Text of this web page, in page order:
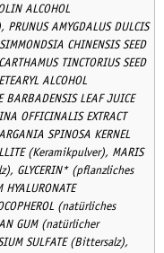
ALCOHOL
AMYGDALUS DULCIS
CHINENSIS SEED
TINCTORIUS SEED
ALCOHOL
LEAF JUICE
OFFICINALIS EXTRACT
SPINOSA KERNEL
(Keramikpulver), MARIS
GLYCERIN* (pflanzliches
(natürliches
GUM (natürlicher
SULFATE (Bittersalz),